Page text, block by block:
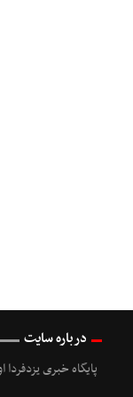
درباره سایت
پایگاه خبری یزدفردا